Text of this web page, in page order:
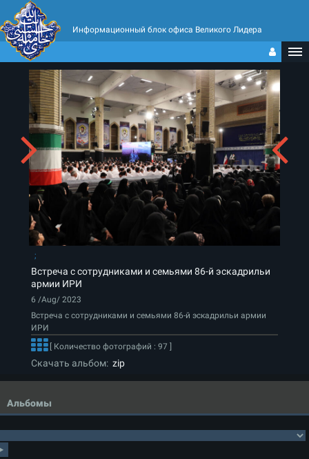
Информационный блок офиса Великого Лидера
Встреча с сотрудниками и семьями 86-й эскадрильи
армии ИРИ
6 /Aug/ 2023
Встреча с сотрудниками и семьями 86-й эскадрильи армии
ИРИ
[ Количество фотографий : 97 ]
Скачать альбом: zip
Альбомы